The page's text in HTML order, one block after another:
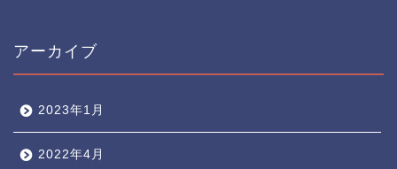
アーカイブ
2023年1月
2022年4月